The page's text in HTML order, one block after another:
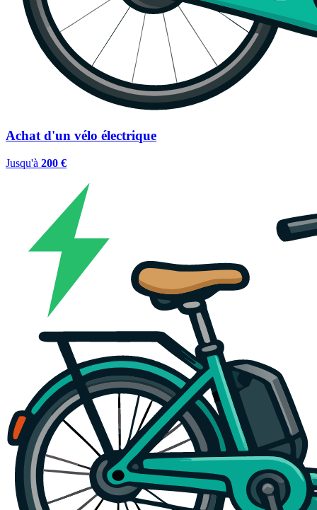
Achat d'un vélo électrique
Jusqu'à 200 €